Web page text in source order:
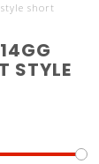
short
STYLE